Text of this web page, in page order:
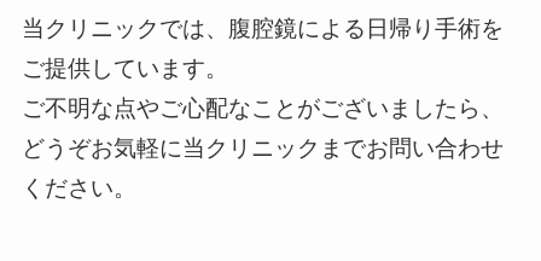
当クリニックでは、腹腔鏡による日帰り手術を
ご提供しています。
ご不明な点やご心配なことがございましたら、
どうぞお気軽に当クリニックまでお問い合わせ
ください。